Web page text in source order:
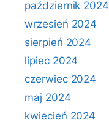
październik 2024
wrzesień 2024
sierpień 2024
lipiec 2024
czerwiec 2024
maj 2024
kwiecień 2024